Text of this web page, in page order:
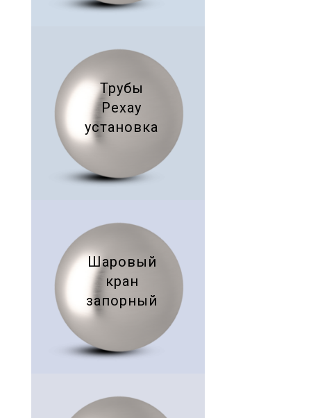
Трубы
Рехау
установка
Шаровый
кран
запорный